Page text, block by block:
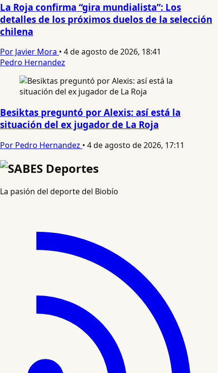
La Roja confirma “gira mundialista”: Los
detalles de los próximos duelos de la selección
chilena
Por Javier Mora • 4 de agosto de 2026, 18:41
Pedro Hernandez
Besiktas preguntó por Alexis: así está la
situación del ex jugador de La Roja
Por Pedro Hernandez • 4 de agosto de 2026, 17:11
La pasión del deporte del Biobío